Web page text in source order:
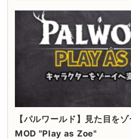
【パルワールド】見た目を
MOD "Play as Zoe"